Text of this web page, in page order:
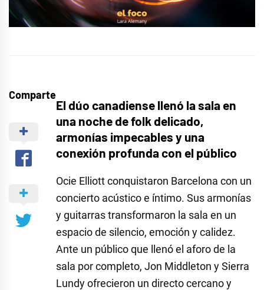
Comparte
El dúo canadiense llenó la sala en
una noche de folk delicado,
armonías impecables y una
conexión profunda con el público
Ocie Elliott conquistaron Barcelona con un
concierto acústico e íntimo. Sus armonías
y guitarras transformaron la sala en un
espacio de silencio, emoción y calidez.
Ante un público que llenó el aforo de la
sala por completo, Jon Middleton y Sierra
Lundy ofrecieron un directo cercano y